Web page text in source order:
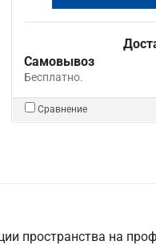
Самовывоз
Бесплатно.
Сравнение
пространства на